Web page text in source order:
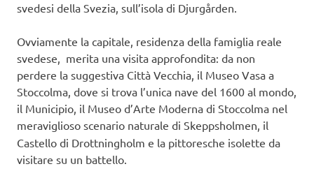
svedesi della Svezia, sull’isola di Djurgården.
Ovviamente la capitale, residenza della famiglia reale
svedese, merita una visita approfondita: da non
perdere la suggestiva Città Vecchia, il Museo Vasa a
Stoccolma, dove si trova l’unica nave del 1600 al mondo,
il Municipio, il Museo d’Arte Moderna di Stoccolma nel
meraviglioso scenario naturale di Skeppsholmen, il
Castello di Drottningholm e la pittoresche isolette da
visitare su un battello.